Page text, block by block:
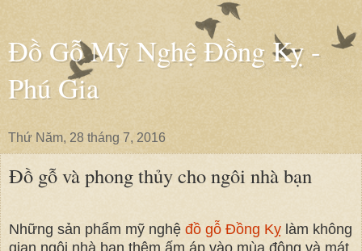
Đồ Gỗ Mỹ Nghệ Đồng Kỵ -
Phú Gia
Thứ Năm, 28 tháng 7, 2016
Đồ gỗ và phong thủy cho ngôi nhà bạn
Những sản phẩm mỹ nghệ đồ gỗ Đồng Kỵ làm không
gian ngôi nhà bạn thêm ấm áp vào mùa đông và mát